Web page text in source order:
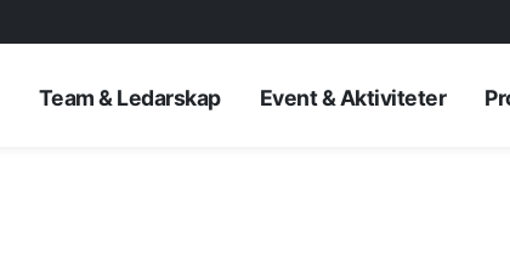
Team & Ledarskap Event & Aktiviteter